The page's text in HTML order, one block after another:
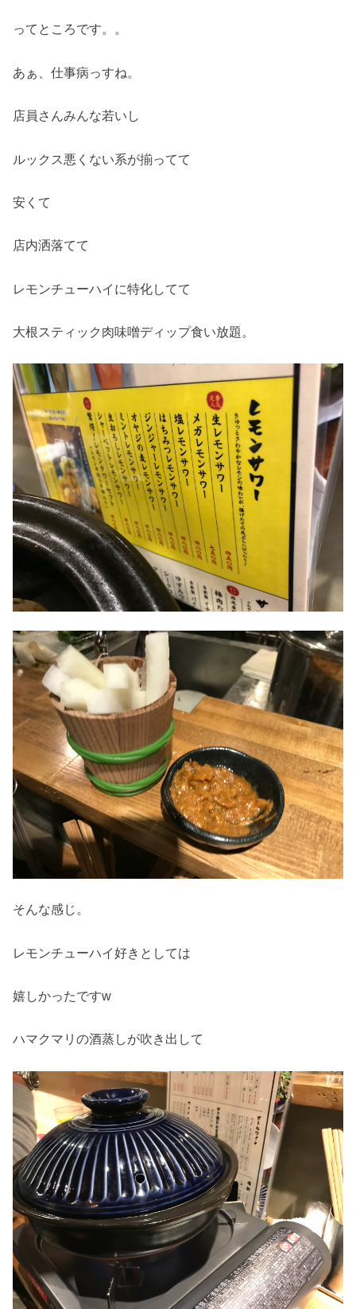
ってところです。。
あぁ、仕事病っすね。
店員さんみんな若いし
ルックス悪くない系が揃ってて
安くて
店内洒落てて
レモンチューハイに特化してて
大根スティック肉味噌ディップ食い放題。
そんな感じ。
レモンチューハイ好きとしては
嬉しかったですw
ハマクマリの酒蒸しが吹き出して